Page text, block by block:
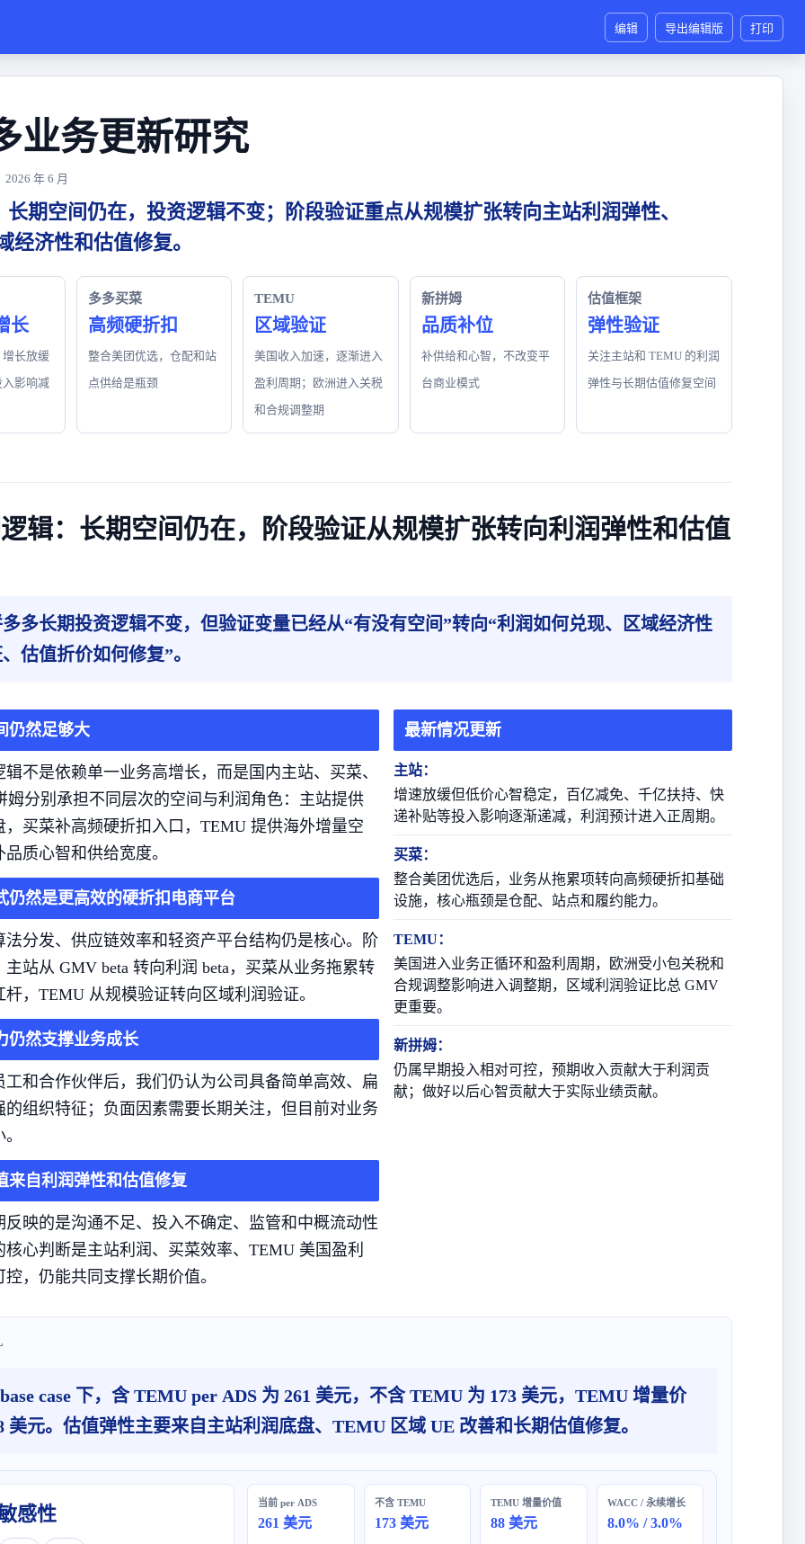
编辑 导出编辑版 打印
业务更新研究
年 6 月
长期空间仍在，投资逻辑不变；阶段验证重点从规模扩张转向主站利润弹性、
经济性和估值修复。
长
长放缓
影响减
多多买菜
高频硬折扣
整合美团优选，仓配和站
点供给是瓶颈
TEMU
区域验证
美国收入加速，逐渐进入
盈利周期；欧洲进入关税
和合规调整期
新拼姆
品质补位
补供给和心智，不改变平
台商业模式
估值框架
弹性验证
关注主站和 TEMU 的利润
弹性与长期估值修复空间
辑：长期空间仍在，阶段验证从规模扩张转向利润弹性和估值
多长期投资逻辑不变，但验证变量已经从“有没有空间”转向“利润如何兑现、区域经济性
估值折价如何修复”。
仍然足够大
不是依赖单一业务高增长，而是国内主站、买菜、
姆分别承担不同层次的空间与利润角色：主站提供
，买菜补高频硬折扣入口，TEMU 提供海外增量空
质心智和供给宽度。
仍然是更高效的硬折扣电商平台
法分发、供应链效率和轻资产平台结构仍是核心。阶
站从 GMV beta 转向利润 beta，买菜从业务拖累转
，TEMU 从规模验证转向区域利润验证。
仍然支撑业务成长
工和合作伙伴后，我们仍认为公司具备简单高效、扁
的组织特征；负面因素需要长期关注，但目前对业务
来自利润弹性和估值修复
反映的是沟通不足、投入不确定、监管和中概流动性
核心判断是主站利润、买菜效率、TEMU 美国盈利
，仍能共同支撑长期价值。
最新情况更新
主站：
增速放缓但低价心智稳定，百亿减免、千亿扶持、快
递补贴等投入影响逐渐递减，利润预计进入正周期。
买菜：
整合美团优选后，业务从拖累项转向高频硬折扣基础
设施，核心瓶颈是仓配、站点和履约能力。
TEMU：
美国进入业务正循环和盈利周期，欧洲受小包关税和
合规调整影响进入调整期，区域利润验证比总 GMV
更重要。
新拼姆：
仍属早期投入相对可控，预期收入贡献大于利润贡
献；做好以后心智贡献大于实际业绩贡献。
base case 下，含 TEMU per ADS 为 261 美元，不含 TEMU 为 173 美元，TEMU 增量价
美元。估值弹性主要来自主站利润底盘、TEMU 区域 UE 改善和长期估值修复。
感性 当前 per ADS
261 美元
不含 TEMU
173 美元
TEMU 增量价值
88 美元
WACC / 永续增长
8.0% / 3.0%